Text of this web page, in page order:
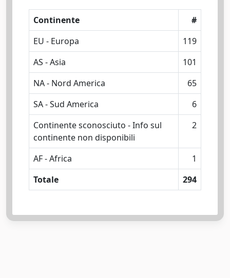
Continente
#
EU - Europa
119
AS - Asia
101
NA - Nord America
65
SA - Sud America
6
Continente sconosciuto - Info sul
continente non disponibili
2
AF - Africa
1
Totale
294